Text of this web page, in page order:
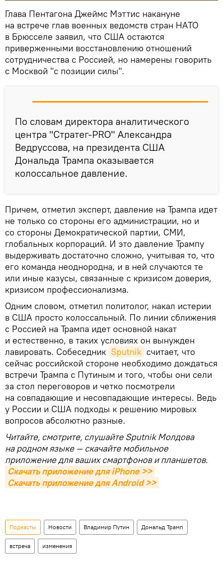
Глава Пентагона Джеймс Мэттис накануне
на встрече глав военных ведомств стран НАТО
в Брюсселе заявил, что США остаются
приверженными восстановлению отношений
сотрудничества с Россией, но намерены говорить
с Москвой "с позиции силы".
По словам директора аналитического
центра "Стратег-PRO" Александра
Ведруссова, на президента США
Дональда Трампа оказывается
колоссальное давление.
Причем, отметил эксперт, давление на Трампа идет
не только со стороны его администрации, но и
со стороны Демократической партии, СМИ,
глобальных корпораций. И это давление Трампу
выдерживать достаточно сложно, учитывая то, что
его команда неоднородна, и в ней случаются те
или иные казусы, связанные с кризисом доверия,
кризисом профессионализма.
Одним словом, отметил политолог, накал истерии
в США просто колоссальный. По линии сближения
с Россией на Трампа идет основной накат
и естественно, в таких условиях он вынужден
лавировать. Собеседник Sputnik считает, что
сейчас российской стороне необходимо дождаться
встречи Трампа с Путиным и того, чтобы они сели
за стол переговоров и четко посмотрели
на совпадающие и несовпадающие интересы. Ведь
у России и США подходы к решению мировых
вопросов абсолютно разные.
Читайте, смотрите, слушайте Sputnik Молдова
на родном языке — скачайте мобильное
приложение для ваших смартфонов и планшетов.
Скачать приложение для iPhone >>
Скачать приложение для Android >>
Подкасты Новости Владимир Путин Дональд Трамп
встреча изменения